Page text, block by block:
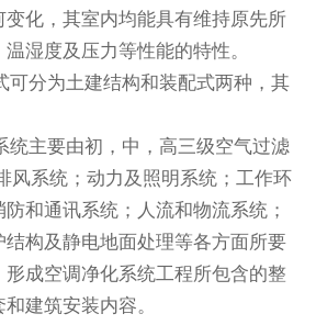
化，其室内均能具有维持原先所
湿度及压力等性能的特性。
分为土建结构和装配式两种，其
主要由初，中，高三级空气过滤
风系统；动力及照明系统；工作环
和通讯系统；人流和物流系统；
构及静电地面处理等各方面所要
成空调净化系统工程所包含的整
建筑安装内容。